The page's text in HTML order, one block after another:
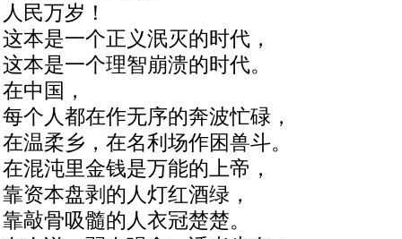
人民万岁！
这本是一个正义泯灭的时代，
这本是一个理智崩溃的时代。
在中国，
每个人都在作无序的奔波忙碌，
在温柔乡，在名利场作困兽斗。
在混沌里金钱是万能的上帝，
靠资本盘剥的人灯红酒绿，
靠敲骨吸髓的人衣冠楚楚。